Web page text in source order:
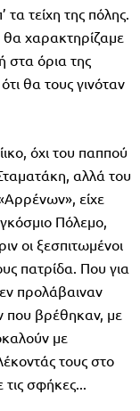
τείχη της πόλης.
χαρακτηρίζαμε
στα όρια της
θα τους γινόταν
όχι του παππού
αλλά του
είχε
Πόλεμο,
οι ξεσπιτωμένοι
πατρίδα. Που για
προλάβαιναν
που βρέθηκαν, με
με
τους στο
σφήκες...